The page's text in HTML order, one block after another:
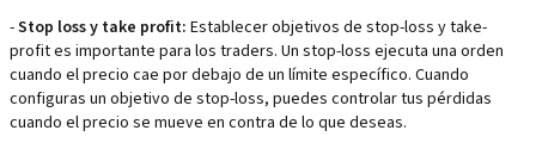
-Stop loss y take profit: Establecer objetivos de stop-loss y take-
profit es importante para los traders. Un stop-loss ejecuta una orden
cuando el precio cae por debajo de un límite específico. Cuando
configuras un objetivo de stop-loss, puedes controlar tus pérdidas
cuando el precio se mueve en contra de lo que deseas.